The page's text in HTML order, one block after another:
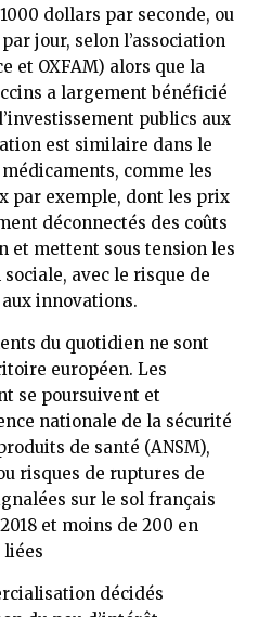
dollars par seconde, ou
jour, selon l’association
et OXFAM) alors que la
a largement bénéficié
publics aux
est similaire dans le
comme les
par exemple, dont les prix
déconnectés des coûts
et mettent sous tension les
avec le risque de
aux innovations.
du quotidien ne sont
européen. Les
se poursuivent et
nationale de la sécurité
de santé (ANSM),
risques de ruptures de
sur le sol français
et moins de 200 en
liées
décidés